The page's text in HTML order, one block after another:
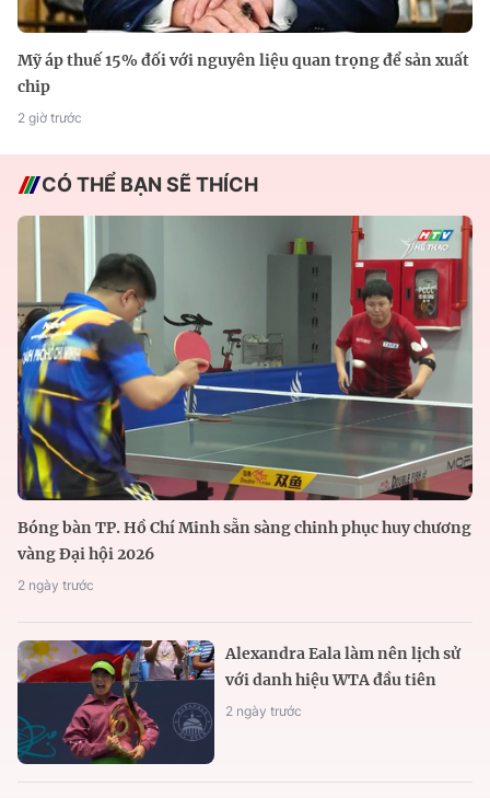
Mỹ áp thuế 15% đối với nguyên liệu quan trọng để sản xuất
chip
2 giờ trước
CÓ THỂ BẠN SẼ THÍCH
Bóng bàn TP. Hồ Chí Minh sẵn sàng chinh phục huy chương
vàng Đại hội 2026
2 ngày trước
Alexandra Eala làm nên lịch sử
với danh hiệu WTA đầu tiên
2 ngày trước